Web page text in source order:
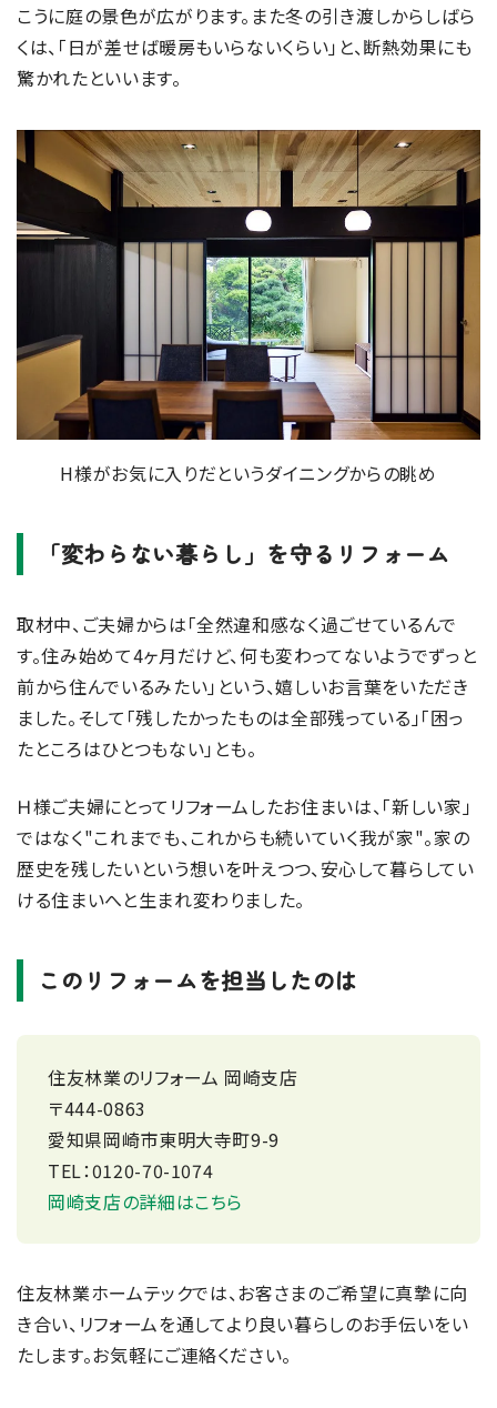
こうに庭の景色が広がります。また冬の引き渡しからしばら
くは、「日が差せば暖房もいらないくらい」と、断熱効果にも
驚かれたといいます。
H様がお気に入りだというダイニングからの眺め
「変わらない暮らし」を守るリフォーム
取材中、ご夫婦からは「全然違和感なく過ごせているんで
す。住み始めて4ヶ月だけど、何も変わってないようでずっと
前から住んでいるみたい」という、嬉しいお言葉をいただき
ました。そして「残したかったものは全部残っている」「困っ
たところはひとつもない」とも。
Ｈ様ご夫婦にとってリフォームしたお住まいは、「新しい家」
ではなく"これまでも、これからも続いていく我が家"。家の
歴史を残したいという想いを叶えつつ、安心して暮らしてい
ける住まいへと生まれ変わりました。
このリフォームを担当したのは
住友林業のリフォーム 岡崎支店
〒444-0863
愛知県岡崎市東明大寺町9-9
TEL：0120-70-1074
岡崎支店の詳細はこちら
住友林業ホームテックでは、お客さまのご希望に真摯に向
き合い、リフォームを通してより良い暮らしのお手伝いをい
たします。お気軽にご連絡ください。